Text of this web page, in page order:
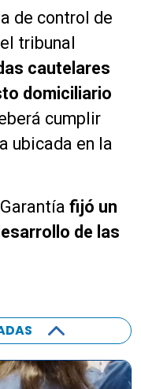
de control de
tribunal
cautelares
domiciliario
cumplir
ubicada en la
fijó un
de las